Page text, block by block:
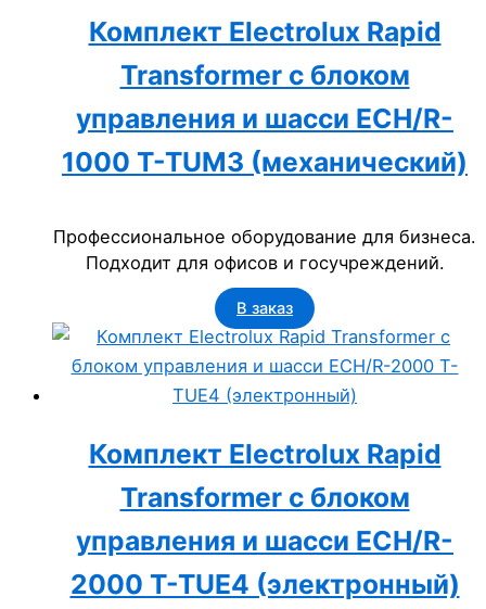
Комплект Electrolux Rapid
Transformer с блоком
управления и шасси ECH/R-
1000 T-TUM3 (механический)
Профессиональное оборудование для бизнеса.
Подходит для офисов и госучреждений.
В заказ
Комплект Electrolux Rapid
Transformer с блоком
управления и шасси ECH/R-
2000 T-TUE4 (электронный)